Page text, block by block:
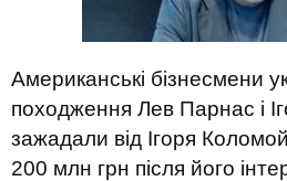
Американські бізнесмени
походження Лев Парнас і
зажадали від Ігоря
200 млн грн після його